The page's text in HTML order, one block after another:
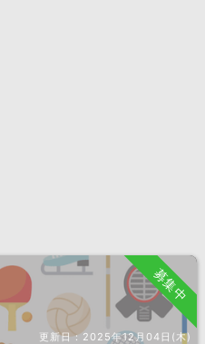
募集中
更新日： 2025年12月04日(木)